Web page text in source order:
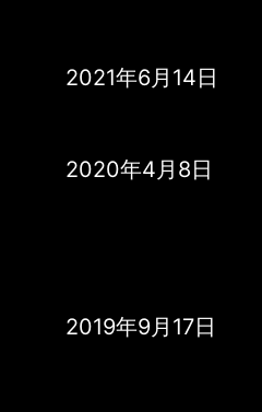
2021年6月14日
2020年4月8日
2019年9月17日